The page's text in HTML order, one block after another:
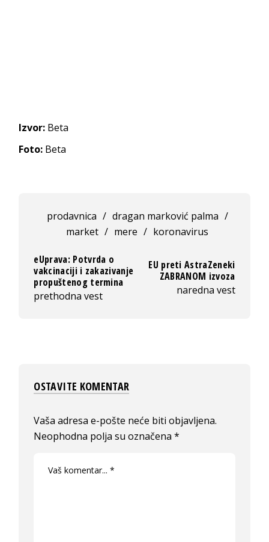
Izvor: Beta
Foto: Beta
prodavnica / dragan marković palma /
market / mere / koronavirus
eUprava: Potvrda o
vakcinaciji i zakazivanje
propuštenog termina
prethodna vest
EU preti AstraZeneki
ZABRANOM izvoza
naredna vest
OSTAVITE KOMENTAR
Vaša adresa e-pošte neće biti objavljena.
Neophodna polja su označena*